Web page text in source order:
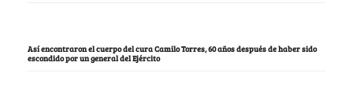
Así encontraron el cuerpo del cura Camilo Torres, 60 años después de haber sido
escondido por un general del Ejército